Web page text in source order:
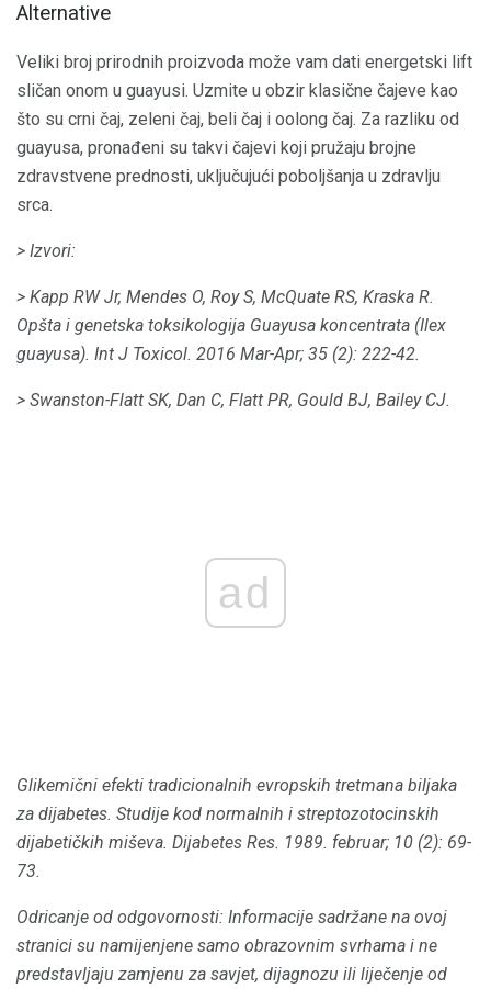
Alternative
Veliki broj prirodnih proizvoda može vam dati energetski lift
sličan onom u guayusi. Uzmite u obzir klasične čajeve kao
što su crni čaj, zeleni čaj, beli čaj i oolong čaj. Za razliku od
guayusa, pronađeni su takvi čajevi koji pružaju brojne
zdravstvene prednosti, uključujući poboljšanja u zdravlju
srca.
> Izvori:
> Kapp RW Jr, Mendes O, Roy S, McQuate RS, Kraska R.
Opšta i genetska toksikologija Guayusa koncentrata (Ilex
guayusa). Int J Toxicol. 2016 Mar-Apr; 35 (2): 222-42.
> Swanston-Flatt SK, Dan C, Flatt PR, Gould BJ, Bailey CJ.
ad
Glikemični efekti tradicionalnih evropskih tretmana biljaka
za dijabetes. Studije kod normalnih i streptozotocinskih
dijabetičkih miševa. Dijabetes Res. 1989. februar; 10 (2): 69-
73.
Odricanje od odgovornosti: Informacije sadržane na ovoj
stranici su namijenjene samo obrazovnim svrhama i ne
predstavljaju zamjenu za savjet, dijagnozu ili liječenje od